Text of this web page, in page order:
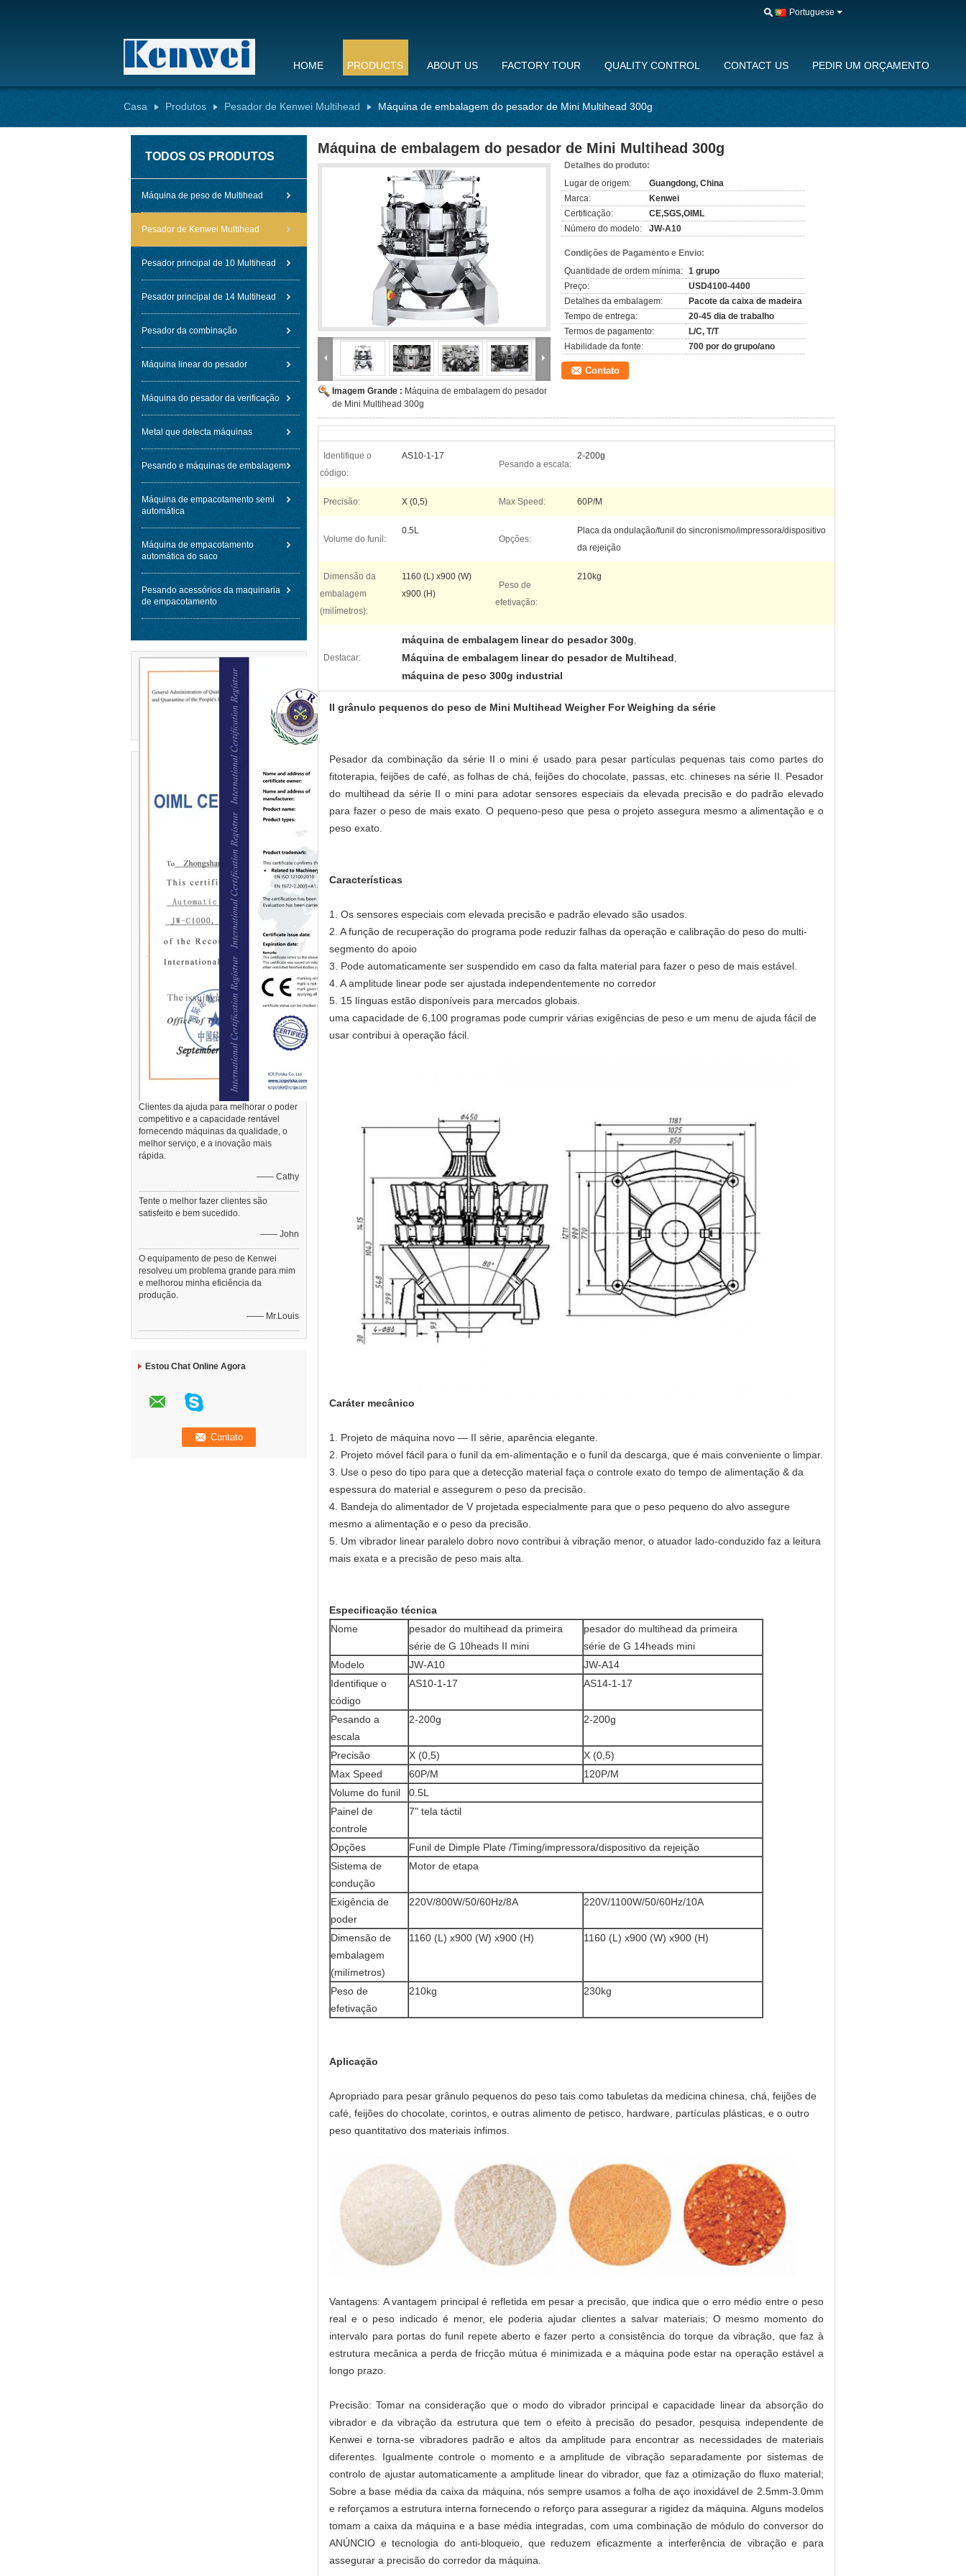
Portuguese
HOME PRODUCTS ABOUT US FACTORY TOUR QUALITY CONTROL CONTACT US PEDIR UM ORÇAMENTO
Casa Produtos Pesador de Kenwei Multihead Máquina de embalagem do pesador de Mini Multihead 300g
TODOS OS PRODUTOS
Máquina de peso de Multihead
Pesador de Kenwei Multihead
Pesador principal de 10 Multihead
Pesador principal de 14 Multihead
Pesador da combinação
Máquina linear do pesador
Máquina do pesador da verificação
Metal que detecta máquinas
Pesando e máquinas de embalagem
Máquina de empacotamento semi
automática
Máquina de empacotamento
automática do saco
Pesando acessórios da maquinaria
de empacotamento
Clientes da ajuda para melhorar o poder
competitivo e a capacidade rentável
fornecendo máquinas da qualidade, o
melhor serviço, e a inovação mais
rápida.
—— Cathy
Tente o melhor fazer clientes são
satisfeito e bem sucedido.
—— John
O equipamento de peso de Kenwei
resolveu um problema grande para mim
e melhorou minha eficiência da
produção.
—— Mr.Louis
Estou Chat Online Agora
Máquina de embalagem do pesador de Mini Multihead 300g
Imagem Grande : Máquina de embalagem do pesador
de Mini Multihead 300g
Detalhes do produto:
Lugar de origem:
Guangdong, China
Marca:
Kenwei
Certificação:
CE,SGS,OIML
Número do modelo:
JW-A10
Condições de Pagamento e Envio:
Quantidade de ordem mínima: 1 grupo
Preço:
USD4100-4400
Detalhes da embalagem:
Pacote da caixa de madeira
Tempo de entrega:
20-45 dia de trabalho
Termos de pagamento:
L/C, T/T
Habilidade da fonte:
700 por do grupo/ano
Contato
Identifique o
código:
AS10-1-17
Pesando a escala:
2-200g
Precisão: X (0,5) Max Speed: 60P/M
Volume do funil:
0.5L
Opções:
Placa da ondulação/funil do sincronismo/impressora/dispositivo
da rejeição
Dimensão da
embalagem
(milímetros):
1160 (L) x900 (W)
x900 (H)
Peso de
efetivação:
210kg
Destacar:
máquina de embalagem linear do pesador 300g,
Máquina de embalagem linear do pesador de Multihead,
máquina de peso 300g industrial
II grânulo pequenos do peso de Mini Multihead Weigher For Weighing da série
Pesador da combinação da série II o mini é usado para pesar partículas pequenas tais como partes do
fitoterapia, feijões de café, as folhas de chá, feijões do chocolate, passas, etc. chineses na série II. Pesador
do multihead da série II o mini para adotar sensores especiais da elevada precisão e do padrão elevado
para fazer o peso de mais exato. O pequeno-peso que pesa o projeto assegura mesmo a alimentação e o
peso exato.
Características
1. Os sensores especiais com elevada precisão e padrão elevado são usados.
2. A função de recuperação do programa pode reduzir falhas da operação e calibração do peso do multi-
segmento do apoio
3. Pode automaticamente ser suspendido em caso da falta material para fazer o peso de mais estável.
4. A amplitude linear pode ser ajustada independentemente no corredor
5. 15 línguas estão disponíveis para mercados globais.
uma capacidade de 6,100 programas pode cumprir várias exigências de peso e um menu de ajuda fácil de
usar contribui à operação fácil.
Caráter mecânico
1. Projeto de máquina novo — II série, aparência elegante.
2. Projeto móvel fácil para o funil da em-alimentação e o funil da descarga, que é mais conveniente o limpar.
3. Use o peso do tipo para que a detecção material faça o controle exato do tempo de alimentação & da
espessura do material e assegurem o peso da precisão.
4. Bandeja do alimentador de V projetada especialmente para que o peso pequeno do alvo assegure
mesmo a alimentação e o peso da precisão.
5. Um vibrador linear paralelo dobro novo contribui à vibração menor, o atuador lado-conduzido faz a leitura
mais exata e a precisão de peso mais alta.
Especificação técnica
Nome
pesador do multihead da primeira
série de G 10heads II mini
pesador do multihead da primeira
série de G 14heads mini
Modelo
JW-A10
JW-A14
Identifique o
código
AS10-1-17 AS14-1-17
Pesando a
escala
2-200g 2-200g
Precisão X (0,5)
X (0,5)
Max Speed
60P/M
120P/M
Volume do funil
0.5L
Painel de
controle
7" tela táctil
Opções
Funil de Dimple Plate /Timing/impressora/dispositivo da rejeição
Sistema de
condução
Motor de etapa
Exigência de
poder
220V/800W/50/60Hz/8A 220V/1100W/50/60Hz/10A
Dimensão de
embalagem
(milímetros)
1160 (L) x900 (W) x900 (H) 1160 (L) x900 (W) x900 (H)
Peso de
efetivação
210kg 230kg
Aplicação
Apropriado para pesar grânulo pequenos do peso tais como tabuletas da medicina chinesa, chá, feijões de
café, feijões do chocolate, corintos, e outras alimento de petisco, hardware, partículas plásticas, e o outro
peso quantitativo dos materiais ínfimos.
Vantagens: A vantagem principal é refletida em pesar a precisão, que indica que o erro médio entre o peso
real e o peso indicado é menor, ele poderia ajudar clientes a salvar materiais; O mesmo momento do
intervalo para portas do funil repete aberto e fazer perto a consistência do torque da vibração, que faz à
estrutura mecânica a perda de fricção mútua é minimizada e a máquina pode estar na operação estável a
longo prazo.
Precisão: Tomar na consideração que o modo do vibrador principal e capacidade linear da absorção do
vibrador e da vibração da estrutura que tem o efeito à precisão do pesador, pesquisa independente de
Kenwei e torna-se vibradores padrão e altos da amplitude para encontrar as necessidades de materiais
diferentes. Igualmente controle o momento e a amplitude de vibração separadamente por sistemas de
controlo de ajustar automaticamente a amplitude linear do vibrador, que faz a otimização do fluxo material;
Sobre a base média da caixa da máquina, nós sempre usamos a folha de aço inoxidável de 2.5mm-3.0mm
e reforçamos a estrutura interna fornecendo o reforço para assegurar a rigidez da máquina. Alguns modelos
tomam a caixa da máquina e a base média integradas, com uma combinação de módulo do conversor do
ANÚNCIO e tecnologia do anti-bloqueio, que reduzem eficazmente a interferência de vibração e para
assegurar a precisão do corredor da máquina.